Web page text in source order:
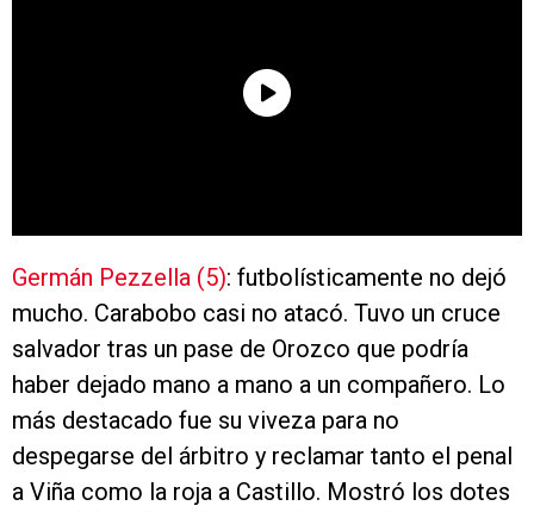
Germán Pezzella (5): futbolísticamente no dejó
mucho. Carabobo casi no atacó. Tuvo un cruce
salvador tras un pase de Orozco que podría
haber dejado mano a mano a un compañero. Lo
más destacado fue su viveza para no
despegarse del árbitro y reclamar tanto el penal
a Viña como la roja a Castillo. Mostró los dotes